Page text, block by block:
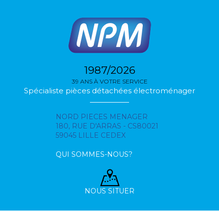
1987/2026
39 ANS À VOTRE SERVICE
Spécialiste pièces détachées électroménager
NORD PIECES MENAGER
180, RUE D'ARRAS - CS80021
59045 LILLE CEDEX
QUI SOMMES-NOUS?
NOUS SITUER